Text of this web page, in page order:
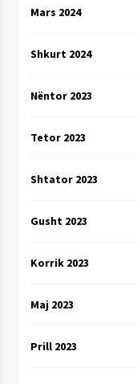
Mars 2024
Shkurt 2024
Nëntor 2023
Tetor 2023
Shtator 2023
Gusht 2023
Korrik 2023
Maj 2023
Prill 2023